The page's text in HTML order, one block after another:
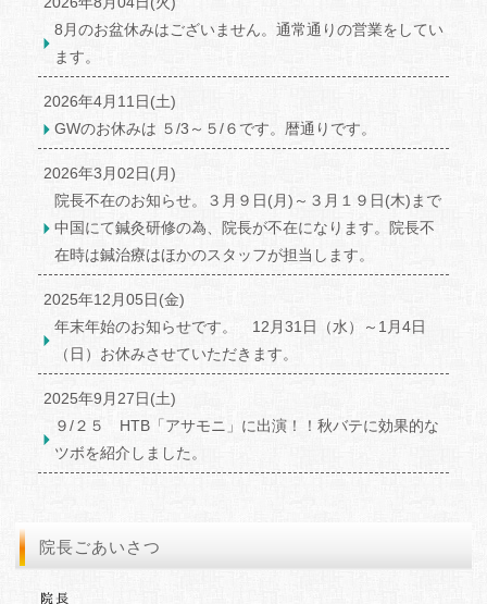
8月のお盆休みはございません。通常通りの営業をしてい
ます。
2026年4月11日(土)
GWのお休みは ５/3～５/６です。暦通りです。
2026年3月02日(月)
院長不在のお知らせ。３月９日(月)～３月１９日(木)まで
中国にて鍼灸研修の為、院長が不在になります。院長不
在時は鍼治療はほかのスタッフが担当します。
2025年12月05日(金)
年末年始のお知らせです。 12月31日（水）～1月4日
（日）お休みさせていただきます。
2025年9月27日(土)
９/２５ HTB「アサモニ」に出演！！秋バテに効果的な
ツボを紹介しました。